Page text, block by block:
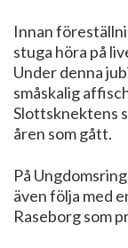
Innan
stuga höra på
Under denna
småskalig
Slottsknektens
åren som gått.
På
även följa med
Raseborg som